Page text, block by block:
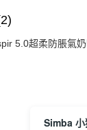
5.0超柔防脹氣
Simba